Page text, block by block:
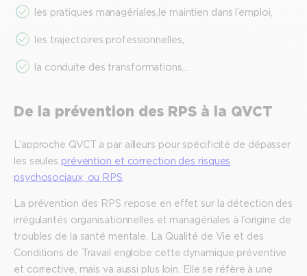
les pratiques managériales, le maintien dans l’emploi,
les trajectoires professionnelles,
la conduite des transformations…
De la prévention des RPS à la QVCT
L’approche QVCT a par ailleurs pour spécificité de dépasser
les seules prévention et correction des risques
psychosociaux, ou RPS
La prévention des RPS repose en effet sur la détection des
irrégularités organisationnelles et managériales à l’origine de
troubles de la santé mentale. La Qualité de Vie et des
Conditions de Travail englobe cette dynamique préventive
et corrective, mais va aussi plus loin. Elle se réfère à une